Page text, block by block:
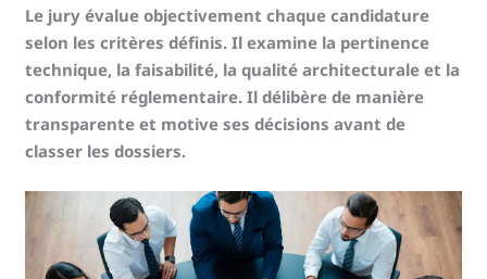
Le jury évalue objectivement chaque candidature
selon les critères définis. Il examine la pertinence
technique, la faisabilité, la qualité architecturale et la
conformité réglementaire. Il délibère de manière
transparente et motive ses décisions avant de
classer les dossiers.